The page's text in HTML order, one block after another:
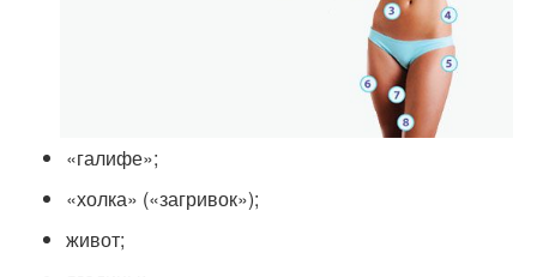
«галифе»;
«холка» («загривок»);
живот;